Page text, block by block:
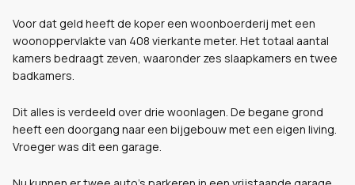
Voor dat geld heeft de koper een woonboerderij met een
woonoppervlakte van 408 vierkante meter. Het totaal aantal
kamers bedraagt zeven, waaronder zes slaapkamers en twee
badkamers.
Dit alles is verdeeld over drie woonlagen. De begane grond
heeft een doorgang naar een bijgebouw met een eigen living.
Vroeger was dit een garage.